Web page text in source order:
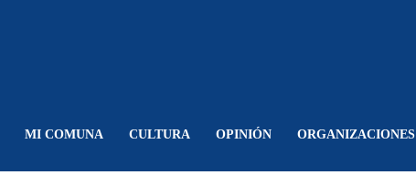
MI COMUNA CULTURA OPINIÓN ORGANIZACIONES